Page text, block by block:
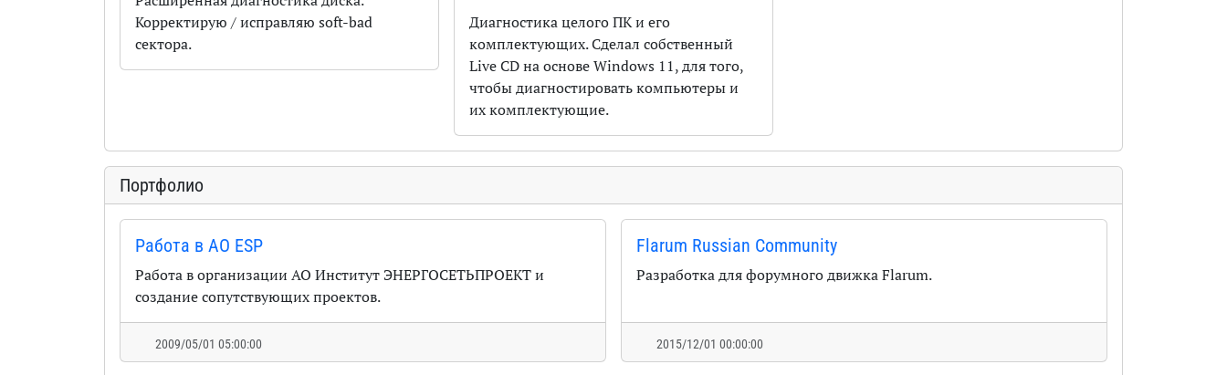
Корректирую / исправляю soft-bad
сектора.
Диагностика целого ПК и его
комплектующих. Сделал собственный
Live CD на основе Windows 11, для того,
чтобы диагностировать компьютеры и
их комплектующие.
Портфолио
Работа в AO ESP
Работа в организации АО Институт ЭНЕРГОСЕТЬПРОЕКТ и
создание сопутствующих проектов.
2009/05/01 05:00:00
Flarum Russian Community
Разработка для форумного движка Flarum.
2015/12/01 00:00:00